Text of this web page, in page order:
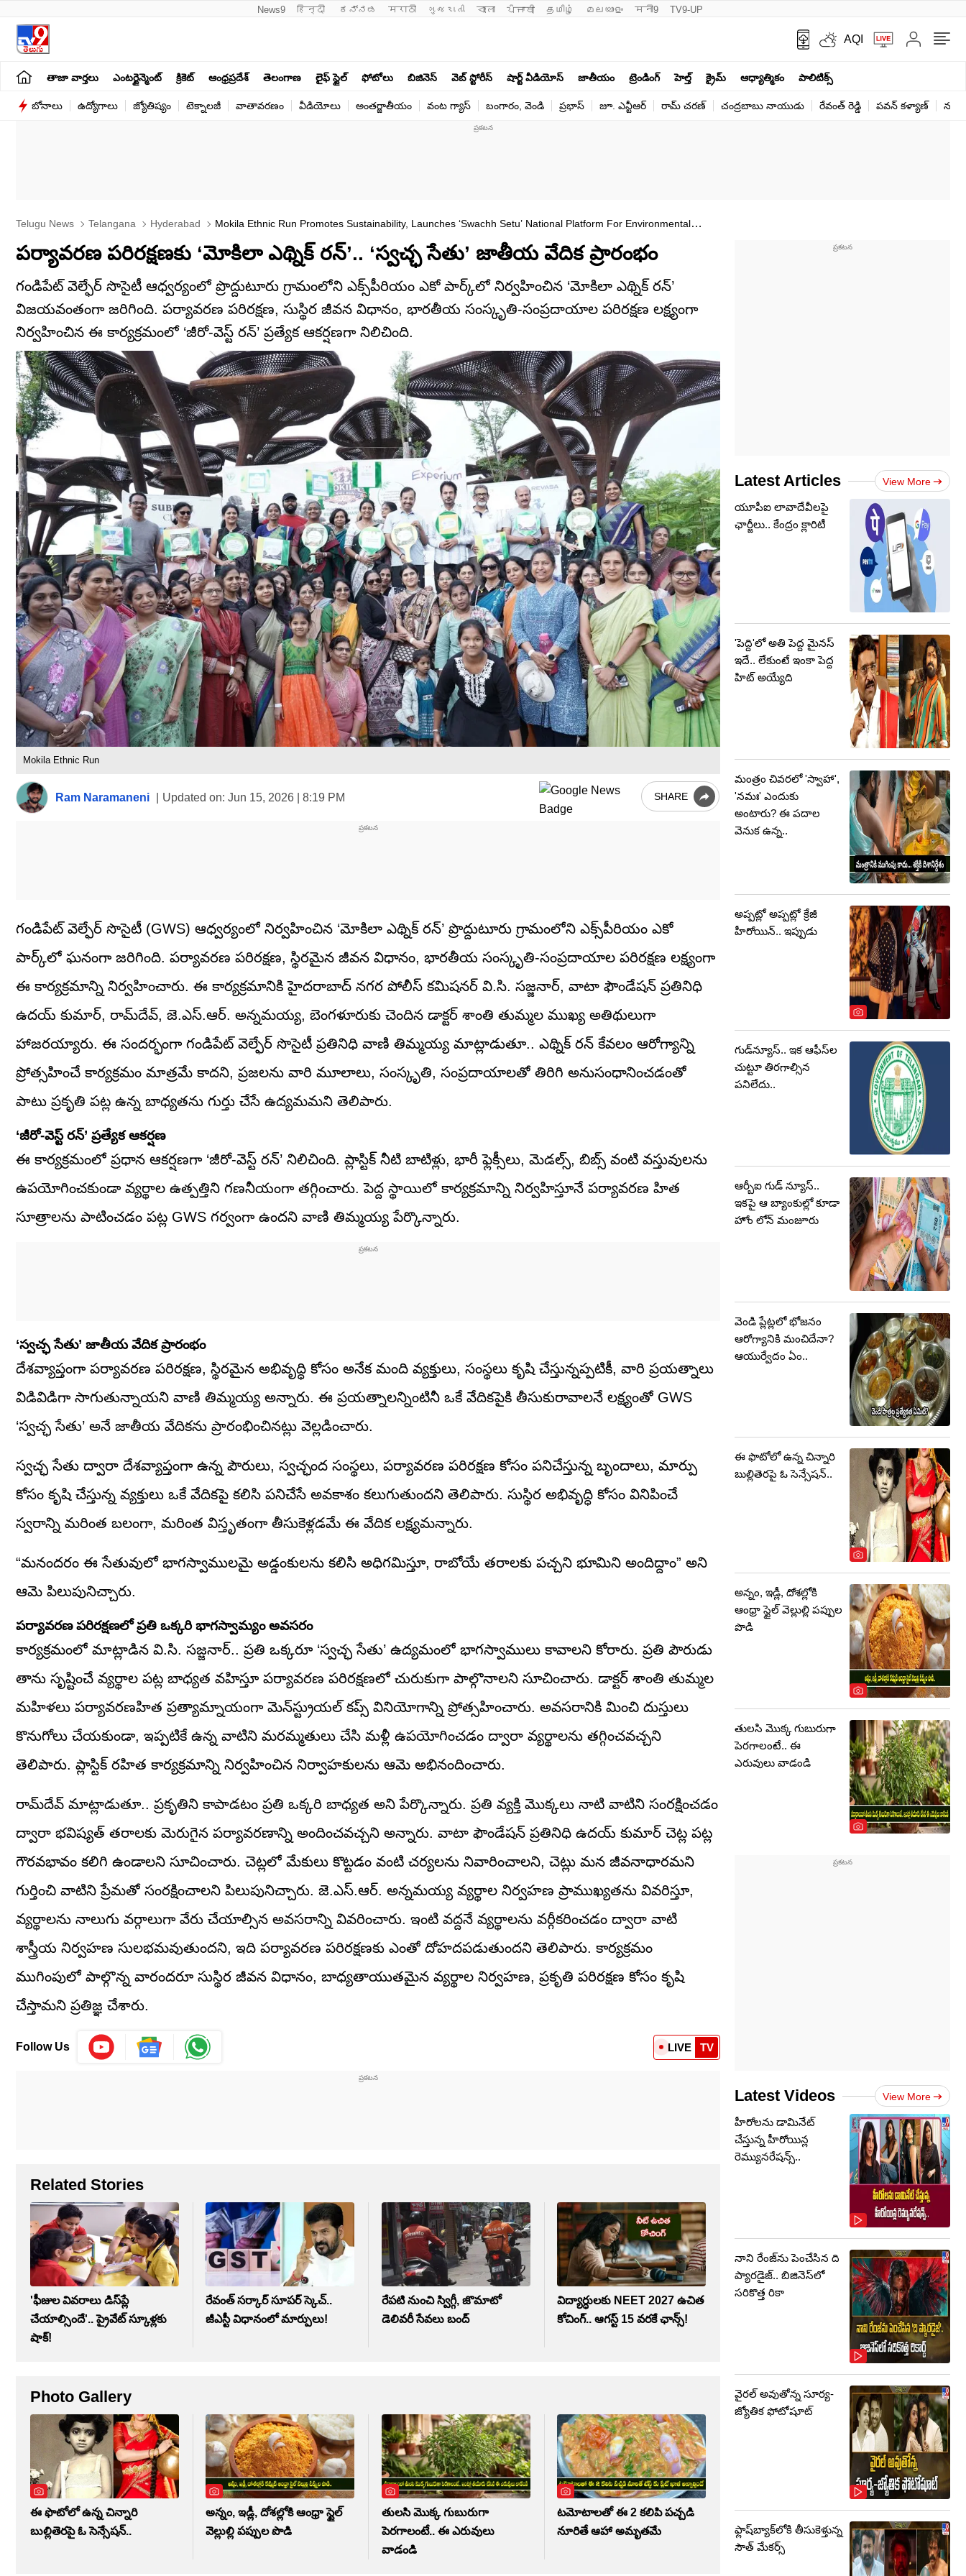
News9 हिन्दी ಕನ್ನಡ मराठी ગુજરાતી বাংলা ਪੰਜਾਬੀ தமிழ் മലയാളം मनी9 TV9-UP
AQI
తాజా వార్తలు ఎంటర్టైన్మెంట్ క్రికెట్ ఆంధ్రప్రదేశ్ తెలంగాణ లైఫ్ స్టైల్ ఫోటోలు బిజినెస్ వెబ్ స్టోరీస్ షార్ట్ వీడియోస్ జాతీయం ట్రెండింగ్ హెల్త్‌ క్రైమ్ ఆధ్యాత్మికం పాలిటిక్స్‌
బోనాలు ఉద్యోగాలు జ్యోతిష్యం టెక్నాలజీ వాతావరణం వీడియోలు అంతర్జాతీయం వంట గ్యాస్ బంగారం, వెండి ప్రభాస్ జూ. ఎన్టీఆర్ రామ్ చ‌ర‌ణ్‌ చంద్రబాబు నాయుడు రేవంత్ రెడ్డి పవన్ కళ్యాణ్
Telugu News Telangana Hyderabad
Mokila Ethnic Run Promotes Sustainability, Launches ‘Swachh Setu’ National Platform For Environmental
Action
పర్యావరణ పరిరక్షణకు ‘మోకిలా ఎథ్నిక్ రన్’.. ‘స్వచ్ఛ సేతు’ జాతీయ వేదిక ప్రారంభం
గండిపేట్ వెల్ఫేర్ సొసైటీ ఆధ్వర్యంలో ప్రొద్దుటూరు గ్రామంలోని ఎక్స్‌పీరియం ఎకో పార్క్‌లో నిర్వహించిన ‘మోకిలా ఎథ్నిక్ రన్’
విజయవంతంగా జరిగింది. పర్యావరణ పరిరక్షణ, సుస్థిర జీవన విధానం, భారతీయ సంస్కృతి-సంప్రదాయాల పరిరక్షణ లక్ష్యంగా
నిర్వహించిన ఈ కార్యక్రమంలో ‘జీరో-వెస్ట్ రన్’ ప్రత్యేక ఆకర్షణగా నిలిచింది.
Mokila Ethnic Run
Ram Naramaneni Updated on: Jun 15, 2026 | 8:19 PM SHARE
గండిపేట్ వెల్ఫేర్ సొసైటీ (GWS) ఆధ్వర్యంలో నిర్వహించిన ‘మోకిలా ఎథ్నిక్ రన్’ ప్రొద్దుటూరు గ్రామంలోని ఎక్స్‌పీరియం ఎకో
పార్క్‌లో ఘనంగా జరిగింది. పర్యావరణ పరిరక్షణ, స్థిరమైన జీవన విధానం, భారతీయ సంస్కృతి-సంప్రదాయాల పరిరక్షణ లక్ష్యంగా
ఈ కార్యక్రమాన్ని నిర్వహించారు. ఈ కార్యక్రమానికి హైదరాబాద్ నగర పోలీస్ కమిషనర్ వి.సి. సజ్జనార్, వాటా ఫౌండేషన్ ప్రతినిధి
ఉదయ్ కుమార్, రామ్‌దేవ్, జె.ఎస్.ఆర్. అన్నమయ్య, బెంగళూరుకు చెందిన డాక్టర్ శాంతి తుమ్మల ముఖ్య అతిథులుగా
హాజరయ్యారు. ఈ సందర్భంగా గండిపేట్ వెల్ఫేర్ సొసైటీ ప్రతినిధి వాణి తిమ్మయ్య మాట్లాడుతూ.. ఎథ్నిక్ రన్ కేవలం ఆరోగ్యాన్ని
ప్రోత్సహించే కార్యక్రమం మాత్రమే కాదని, ప్రజలను వారి మూలాలు, సంస్కృతి, సంప్రదాయాలతో తిరిగి అనుసంధానించడంతో
పాటు ప్రకృతి పట్ల ఉన్న బాధ్యతను గుర్తు చేసే ఉద్యమమని తెలిపారు.
‘జీరో-వెస్ట్ రన్’ ప్రత్యేక ఆకర్షణ
ఈ కార్యక్రమంలో ప్రధాన ఆకర్షణగా ‘జీరో-వెస్ట్ రన్’ నిలిచింది. ప్లాస్టిక్ నీటి బాటిళ్లు, భారీ ఫ్లెక్సీలు, మెడల్స్, బిబ్స్ వంటి వస్తువులను
ఉపయోగించకుండా వ్యర్థాల ఉత్పత్తిని గణనీయంగా తగ్గించారు. పెద్ద స్థాయిలో కార్యక్రమాన్ని నిర్వహిస్తూనే పర్యావరణ హిత
సూత్రాలను పాటించడం పట్ల GWS గర్వంగా ఉందని వాణి తిమ్మయ్య పేర్కొన్నారు.
‘స్వచ్ఛ సేతు’ జాతీయ వేదిక ప్రారంభం
దేశవ్యాప్తంగా పర్యావరణ పరిరక్షణ, స్థిరమైన అభివృద్ధి కోసం అనేక మంది వ్యక్తులు, సంస్థలు కృషి చేస్తున్నప్పటికీ, వారి ప్రయత్నాలు
విడివిడిగా సాగుతున్నాయని వాణి తిమ్మయ్య అన్నారు. ఈ ప్రయత్నాలన్నింటినీ ఒకే వేదికపైకి తీసుకురావాలనే లక్ష్యంతో GWS
‘స్వచ్ఛ సేతు’ అనే జాతీయ వేదికను ప్రారంభించినట్లు వెల్లడించారు.
స్వచ్ఛ సేతు ద్వారా దేశవ్యాప్తంగా ఉన్న పౌరులు, స్వచ్ఛంద సంస్థలు, పర్యావరణ పరిరక్షణ కోసం పనిచేస్తున్న బృందాలు, మార్పు
కోసం కృషి చేస్తున్న వ్యక్తులు ఒకే వేదికపై కలిసి పనిచేసే అవకాశం కలుగుతుందని తెలిపారు. సుస్థిర అభివృద్ధి కోసం వినిపించే
స్వరాన్ని మరింత బలంగా, మరింత విస్తృతంగా తీసుకెళ్లడమే ఈ వేదిక లక్ష్యమన్నారు.
“మనందరం ఈ సేతువులో భాగస్వాములమై అడ్డంకులను కలిసి అధిగమిస్తూ, రాబోయే తరాలకు పచ్చని భూమిని అందిద్దాం” అని
ఆమె పిలుపునిచ్చారు.
పర్యావరణ పరిరక్షణలో ప్రతి ఒక్కరి భాగస్వామ్యం అవసరం
కార్యక్రమంలో మాట్లాడిన వి.సి. సజ్జనార్.. ప్రతి ఒక్కరూ ‘స్వచ్ఛ సేతు’ ఉద్యమంలో భాగస్వాములు కావాలని కోరారు. ప్రతి పౌరుడు
తాను సృష్టించే వ్యర్థాల పట్ల బాధ్యత వహిస్తూ పర్యావరణ పరిరక్షణలో చురుకుగా పాల్గొనాలని సూచించారు. డాక్టర్ శాంతి తుమ్మల
మహిళలు పర్యావరణహిత ప్రత్యామ్నాయంగా మెన్‌స్ట్రుయల్ కప్స్ వినియోగాన్ని ప్రోత్సహించారు. అవసరానికి మించి దుస్తులు
కొనుగోలు చేయకుండా, ఇప్పటికే ఉన్న వాటిని మరమ్మతులు చేసి మళ్లీ ఉపయోగించడం ద్వారా వ్యర్థాలను తగ్గించవచ్చని
తెలిపారు. ప్లాస్టిక్ రహిత కార్యక్రమాన్ని నిర్వహించిన నిర్వాహకులను ఆమె అభినందించారు.
రామ్‌దేవ్ మాట్లాడుతూ.. ప్రకృతిని కాపాడటం ప్రతి ఒక్కరి బాధ్యత అని పేర్కొన్నారు. ప్రతి వ్యక్తి మొక్కలు నాటి వాటిని సంరక్షించడం
ద్వారా భవిష్యత్ తరాలకు మెరుగైన పర్యావరణాన్ని అందించవచ్చని అన్నారు. వాటా ఫౌండేషన్ ప్రతినిధి ఉదయ్ కుమార్ చెట్ల పట్ల
గౌరవభావం కలిగి ఉండాలని సూచించారు. చెట్లలో మేకులు కొట్టడం వంటి చర్యలను నివారించాలని, చెట్లు మన జీవనాధారమని
గుర్తించి వాటిని ప్రేమతో సంరక్షించాలని పిలుపునిచ్చారు. జె.ఎస్.ఆర్. అన్నమయ్య వ్యర్థాల నిర్వహణ ప్రాముఖ్యతను వివరిస్తూ,
వ్యర్థాలను నాలుగు వర్గాలుగా వేరు చేయాల్సిన అవసరాన్ని వివరించారు. ఇంటి వద్దనే వ్యర్థాలను వర్గీకరించడం ద్వారా వాటి
శాస్త్రీయ నిర్వహణ సులభమవుతుందని, ఇది పర్యావరణ పరిరక్షణకు ఎంతో దోహదపడుతుందని తెలిపారు. కార్యక్రమం
ముగింపులో పాల్గొన్న వారందరూ సుస్థిర జీవన విధానం, బాధ్యతాయుతమైన వ్యర్థాల నిర్వహణ, ప్రకృతి పరిరక్షణ కోసం కృషి
చేస్తామని ప్రతిజ్ఞ చేశారు.
Follow Us LIVE TV
Related Stories
'ఫీజుల వివరాలు డిస్‌ప్లే
చేయాల్సిందే'.. ప్రైవేట్ స్కూళ్లకు
షాక్!
రేవంత్ సర్కార్ సూపర్ స్కెచ్..
జీఎస్టీ విధానంలో మార్పులు!
రేపటి నుంచి స్విగ్గీ, జొమాటో
డెలివరీ సేవలు బంద్
విద్యార్ధులకు NEET 2027 ఉచిత
కోచింగ్‌.. ఆగస్ట్ 15 వరకే ఛాన్స్!
Photo Gallery
ఈ ఫొటోలో ఉన్న చిన్నారి
బుల్లితెరపై ఓ సెన్సేషన్..
అన్నం, ఇడ్లీ, దోశల్లోకి ఆంధ్రా స్టైల్
వెల్లుల్లి పప్పుల పొడి
తులసి మొక్క గుబురుగా
పెరగాలంటే.. ఈ ఎరువులు
వాడండి
టమోటాలతో ఈ 2 కలిపి పచ్చడి
నూరితే ఆహా అమృతమే
Latest Articles View More
యూపీఐ లావాదేవీలపై
ఛార్జీలు.. కేంద్రం క్లారిటీ
'పెద్ది'లో అతి పెద్ద మైనస్
ఇదే.. లేకుంటే ఇంకా పెద్ద
హిట్ అయ్యేది
మంత్రం చివరలో 'స్వాహా',
'నమః' ఎందుకు
అంటారు? ఈ పదాల
వెనుక ఉన్న..
అప్పట్లో అప్పట్లో క్రేజీ
హీరోయిన్.. ఇప్పుడు
గుడ్‌న్యూస్.. ఇక ఆఫీస్‌ల
చుట్టూ తిరగాల్సిన
పనిలేదు..
ఆర్బీఐ గుడ్ న్యూస్..
ఇకపై ఆ బ్యాంకుల్లో కూడా
హోం లోన్ మంజూరు
వెండి ప్లేట్లలో భోజనం
ఆరోగ్యానికి మంచిదేనా?
ఆయుర్వేదం ఏం..
ఈ ఫొటోలో ఉన్న చిన్నారి
బుల్లితెరపై ఓ సెన్సేషన్..
అన్నం, ఇడ్లీ, దోశల్లోకి
ఆంధ్రా స్టైల్ వెల్లుల్లి పప్పుల
పొడి
తులసి మొక్క గుబురుగా
పెరగాలంటే.. ఈ
ఎరువులు వాడండి
Latest Videos View More
హీరోలను డామినేట్
చేస్తున్న హీరోయిన్ల
రెమ్యునరేషన్స్..
నాని రేంజ్‌ను పెంచేసిన ది
ప్యారడైజ్.. బిజినెస్‌లో
సరికొత్త రికా
వైరల్ అవుతోన్న సూర్య-
జ్యోతిక ఫోటోషూట్
ఫ్లాష్‌బ్యాక్‌లోకి తీసుకెళ్తున్న
సౌత్‌ మేకర్స్‌